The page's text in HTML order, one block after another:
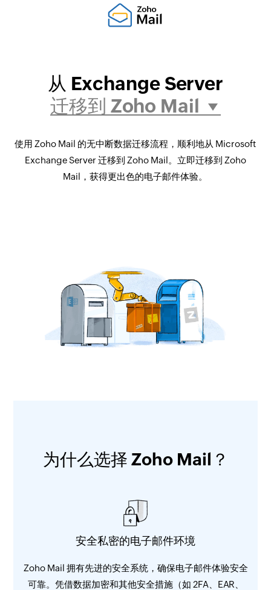
从 Exchange Server
迁移到 Zoho Mail
使用 Zoho Mail 的无中断数据迁移流程，顺利地从 Microsoft
Exchange Server 迁移到 Zoho Mail。立即迁移到 Zoho
Mail，获得更出色的电子邮件体验。
为什么选择 Zoho Mail？
安全私密的电子邮件环境
Zoho Mail 拥有先进的安全系统，确保电子邮件体验安全
可靠。凭借数据加密和其他安全措施（如 2FA、EAR、